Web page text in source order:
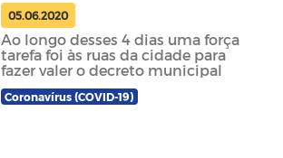
05.06.2020
Ao longo desses 4 dias uma força
tarefa foi às ruas da cidade para
fazer valer o decreto municipal
Coronavírus (COVID-19)